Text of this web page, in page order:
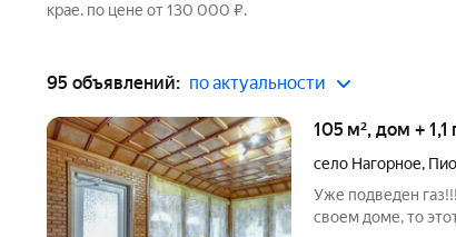
крае. по цене от 130 000 ₽.
95 объявлений: по актуальности
105 м², дом + 1,1
село Нагорное,
Уже подведен
своем доме, то